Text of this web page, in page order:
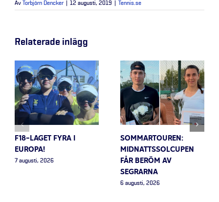
Av Torbjörn Dencker 12 augusti, 2019 Tennis.se
Relaterade inlägg
F18-LAGET FYRA I
EUROPA!
7 augusti, 2026
SOMMARTOUREN:
MIDNATTSSOLCUPEN
FÅR BERÖM AV
SEGRARNA
6 augusti, 2026